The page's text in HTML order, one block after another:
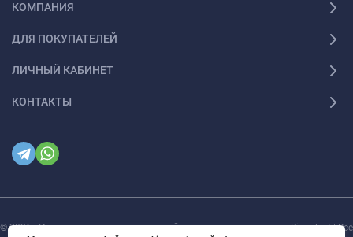
КОМПАНИЯ
ДЛЯ ПОКУПАТЕЛЕЙ
ЛИЧНЫЙ КАБИНЕТ
КОНТАКТЫ
© 2026 | Интернет магазин инженерной сантехники и электрики Rigaplast | Все